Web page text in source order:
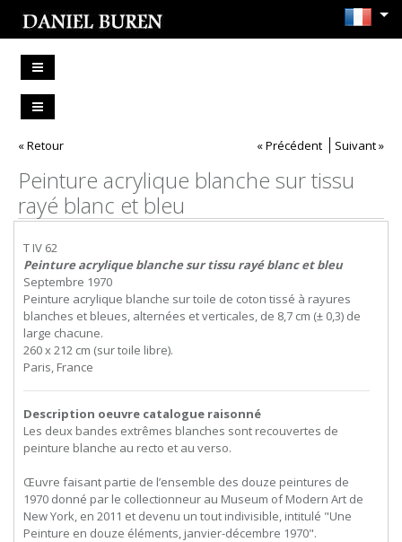
« Retour « Précédent Suivant »
Peinture acrylique blanche sur tissu
rayé blanc et bleu
T IV 62
Peinture acrylique blanche sur tissu rayé blanc et bleu
Septembre 1970
Peinture acrylique blanche sur toile de coton tissé à rayures
blanches et bleues, alternées et verticales, de 8,7 cm (± 0,3) de
large chacune.
260 x 212 cm (sur toile libre).
Paris, France
Description oeuvre catalogue raisonné
Les deux bandes extrêmes blanches sont recouvertes de
peinture blanche au recto et au verso.
Œuvre faisant partie de l’ensemble des douze peintures de
1970 donné par le collectionneur au Museum of Modern Art de
New York, en 2011 et devenu un tout indivisible, intitulé "Une
Peinture en douze éléments, janvier-décembre 1970".